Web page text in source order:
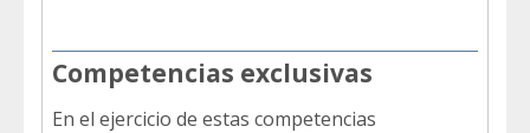
Competencias exclusivas
En el ejercicio de estas competencias